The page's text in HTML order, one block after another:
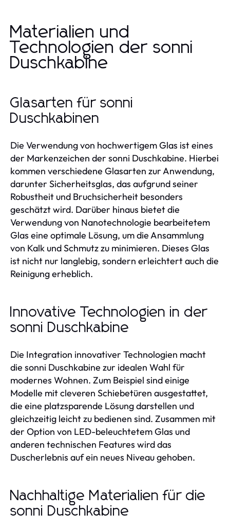
Materialien und
Technologien der sonni
Duschkabine
Glasarten für sonni
Duschkabinen
Die Verwendung von hochwertigem Glas ist eines
der Markenzeichen der sonni Duschkabine. Hierbei
kommen verschiedene Glasarten zur Anwendung,
darunter Sicherheitsglas, das aufgrund seiner
Robustheit und Bruchsicherheit besonders
geschätzt wird. Darüber hinaus bietet die
Verwendung von Nanotechnologie bearbeitetem
Glas eine optimale Lösung, um die Ansammlung
von Kalk und Schmutz zu minimieren. Dieses Glas
ist nicht nur langlebig, sondern erleichtert auch die
Reinigung erheblich.
Innovative Technologien in der
sonni Duschkabine
Die Integration innovativer Technologien macht
die sonni Duschkabine zur idealen Wahl für
modernes Wohnen. Zum Beispiel sind einige
Modelle mit cleveren Schiebetüren ausgestattet,
die eine platzsparende Lösung darstellen und
gleichzeitig leicht zu bedienen sind. Zusammen mit
der Option von LED-beleuchtetem Glas und
anderen technischen Features wird das
Duscherlebnis auf ein neues Niveau gehoben.
Nachhaltige Materialien für die
sonni Duschkabine